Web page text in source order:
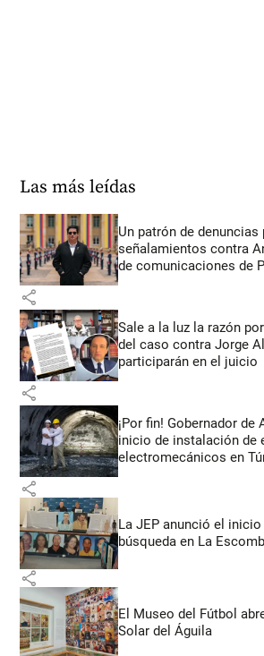
Las más leídas
Un patrón de
señalamientos contra
de comunicaciones de
share
Sale a la luz la razón
del caso contra Jorge
participarán en el juicio
share
¡Por fin! Gobernador de
inicio de instalación de
electromecánicos en
share
La JEP anunció el
búsqueda en La
share
El Museo del Fútbol
Solar del Águila